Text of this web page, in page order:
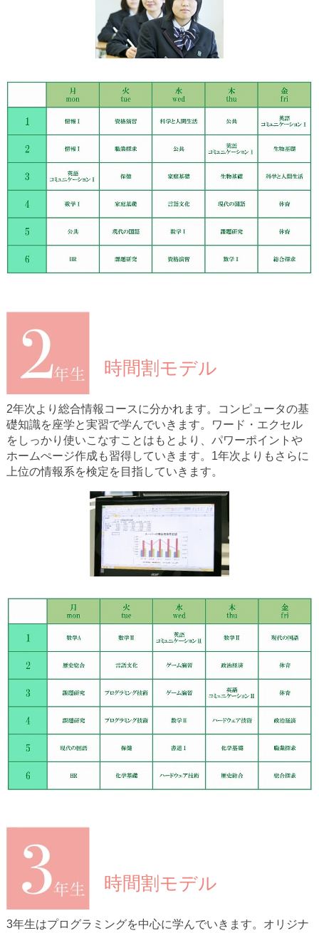
時間割モデル
2年次より総合情報コースに分かれます。コンピュータの基
礎知識を座学と実習で学んでいきます。ワード・エクセル
をしっかり使いこなすことはもとより、パワーポイントや
ホームぺージ作成も習得していきます。1年次よりもさらに
上位の情報系を検定を目指していきます。
時間割モデル
3年生はプログラミングを中心に学んでいきます。オリジナ